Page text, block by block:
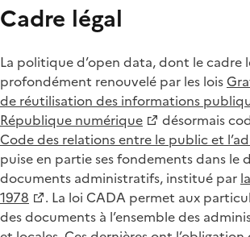
Cadre légal
La politique d’open data, dont le cadre
profondément renouvelé par les lois
de réutilisation des informations
République numérique
désormais
Code des relations entre le public et
puise en partie ses fondements dans le
documents administratifs, institué par
1978
. La loi CADA permet aux
des documents à l’ensemble des